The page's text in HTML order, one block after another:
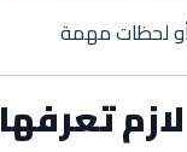
لحظات مهمة
تعرفها